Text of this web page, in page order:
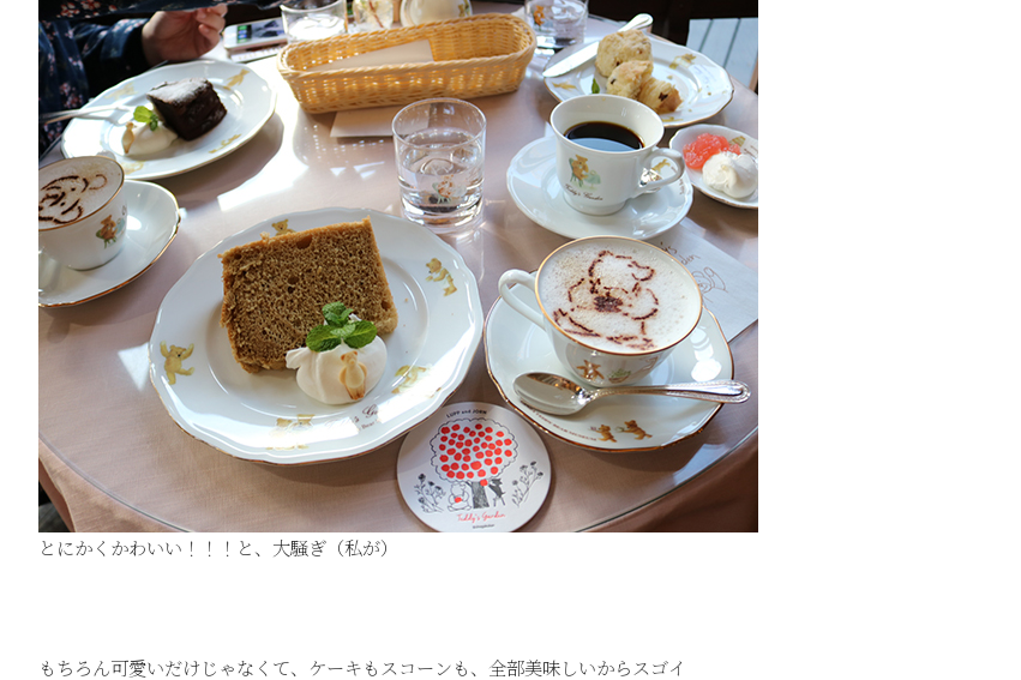
とにかくかわいい！！！と、大騒ぎ（私が）
もちろん可愛いだけじゃなくて、ケーキもスコーンも、全部美味しいからスゴイ